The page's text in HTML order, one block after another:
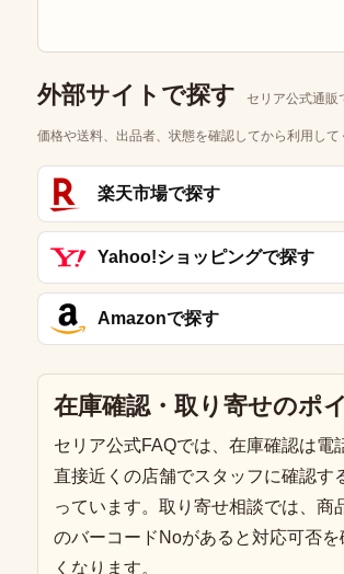
外部サイトで探す セリア公式通販
価格や送料、出品者、状態を確認してから利用して
楽天市場で探す
Yahoo!ショッピングで探す
Amazonで探す
在庫確認・取り寄せのポ
セリア公式FAQでは、在庫確認は電
直接近くの店舗でスタッフに確認す
っています。取り寄せ相談では、商
のバーコードNoがあると対応可否を
くなります。